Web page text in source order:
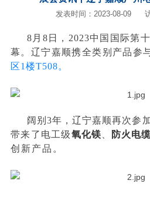
发表时间：2023-08-09
8月8日，2023中国国际第
幕。辽宁嘉顺携全类别产品参
区1楼T508。
阔别3年，辽宁嘉顺再次参
带来了电工级氧化镁 防火电
创新产品 。